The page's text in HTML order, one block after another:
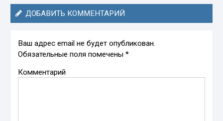
ДОБАВИТЬ КОММЕНТАРИЙ
Ваш адрес email не будет опубликован.
Обязательные поля помечены*
Комментарий